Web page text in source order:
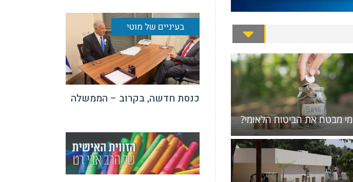
מי מבטח את הביטוח הלאומי?
בעיניים של מוטי
כנסת חדשה, בקרוב – הממשלה